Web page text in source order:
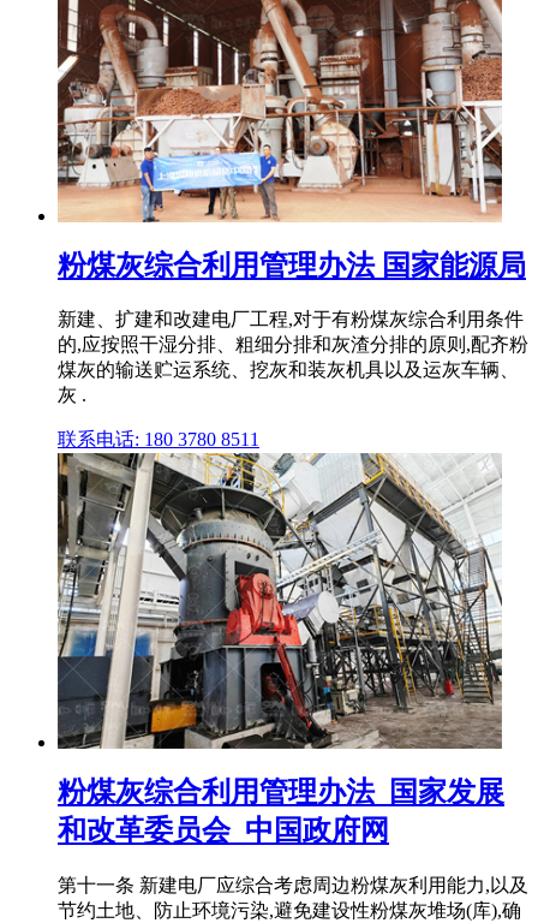
粉煤灰综合利用管理办法 国家能源局
新建、扩建和改建电厂工程,对于有粉煤灰综合利用条件
的,应按照干湿分排、粗细分排和灰渣分排的原则,配齐粉
煤灰的输送贮运系统、挖灰和装灰机具以及运灰车辆、
灰 .
联系电话: 180 3780 8511
粉煤灰综合利用管理办法_国家发展
和改革委员会_中国政府网
第十一条 新建电厂应综合考虑周边粉煤灰利用能力,以及
节约土地、防止环境污染,避免建设性粉煤灰堆场(库),确